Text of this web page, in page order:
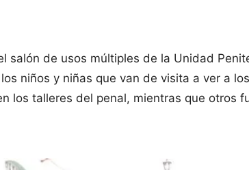
salón de usos múltiples de la Unidad
niños y niñas que van de visita a ver a
los talleres del penal, mientras que otros